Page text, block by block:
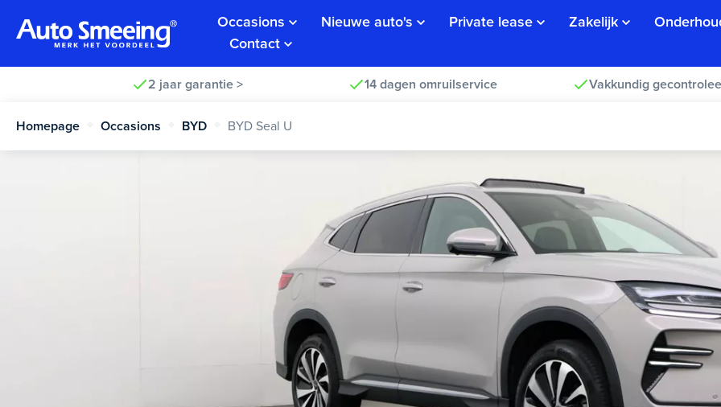
Occasions Nieuwe auto's Private lease Zakelijk
Contact
2 jaar garantie > 14 dagen omruilservice Vakkundig
Homepage Occasions BYD BYD Seal U